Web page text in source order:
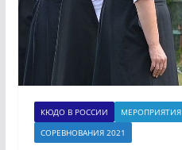
КЮДО В РОССИИ МЕРОПРИЯТИЯ
СОРЕВНОВАНИЯ 2021